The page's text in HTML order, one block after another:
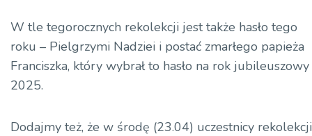
W tle tegorocznych rekolekcji jest także hasło tego
roku – Pielgrzymi Nadziei i postać zmarłego papieża
Franciszka, który wybrał to hasło na rok jubileuszowy
2025.
Dodajmy też, że w środę (23.04) uczestnicy rekolekcji